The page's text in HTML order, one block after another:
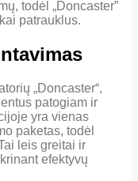
todėl „Doncaster”
patrauklus.
„Doncaster“,
patogiam ir
yra vienas
paketas, todėl
leis greitai ir
efektyvų